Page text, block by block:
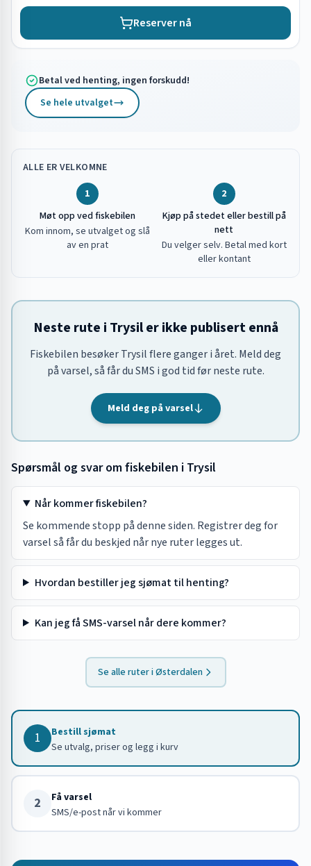
Reserver nå
Betal ved henting, ingen forskudd!
Se hele utvalget
ALLE ER VELKOMNE
1
Møt opp ved fiskebilen
Kom innom, se utvalget og slå
av en prat
2
Kjøp på stedet eller bestill på
nett
Du velger selv. Betal med kort
eller kontant
Neste rute i Trysil er ikke publisert ennå
Fiskebilen besøker Trysil flere ganger i året. Meld deg
på varsel, så får du SMS i god tid før neste rute.
Meld deg på varsel
Spørsmål og svar om fiskebilen i Trysil
Når kommer fiskebilen?
Se kommende stopp på denne siden. Registrer deg for
varsel så får du beskjed når nye ruter legges ut.
Hvordan bestiller jeg sjømat til henting?
Kan jeg få SMS-varsel når dere kommer?
Se alle ruter iØsterdalen
1
Bestill sjømat
Se utvalg, priser og legg i kurv
2
Få varsel
SMS/e-post når vi kommer